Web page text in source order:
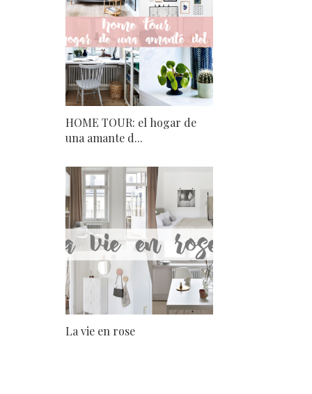
HOME TOUR: el hogar de
una amante d...
La vie en rose